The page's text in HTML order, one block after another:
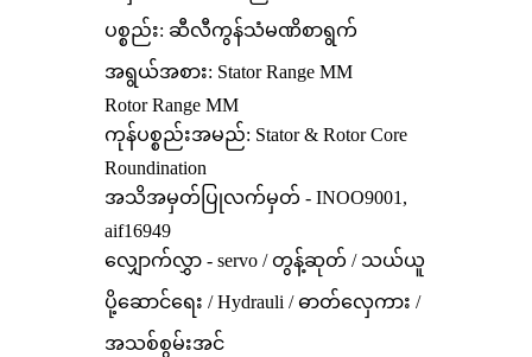
ပစ္စည်း: ဆီလီကွန်သံမဏိစာရွက်
အရွယ်အစား: Stator Range MM
Rotor Range MM
ကုန်ပစ္စည်းအမည်: Stator & Rotor Core
Roundination
အသိအမှတ်ပြုလက်မှတ် - INOO9001,
aif16949
လျှောက်လွှာ - servo / တွန့်ဆုတ် / သယ်ယူ
ပို့ဆောင်ရေး / Hydrauli / ဓာတ်လှေကား /
အသစ်စွမ်းအင်